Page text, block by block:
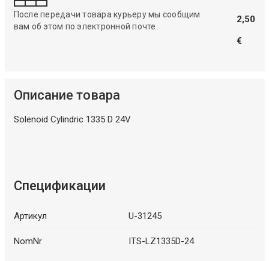
После передачи товара курьеру мы сообщим
вам об этом по электронной почте.
2,50
€
Описание товара
Solenoid Cylindric 1335 D 24V
Спецификации
Артикул U-31245
NomNr ITS-LZ1335D-24